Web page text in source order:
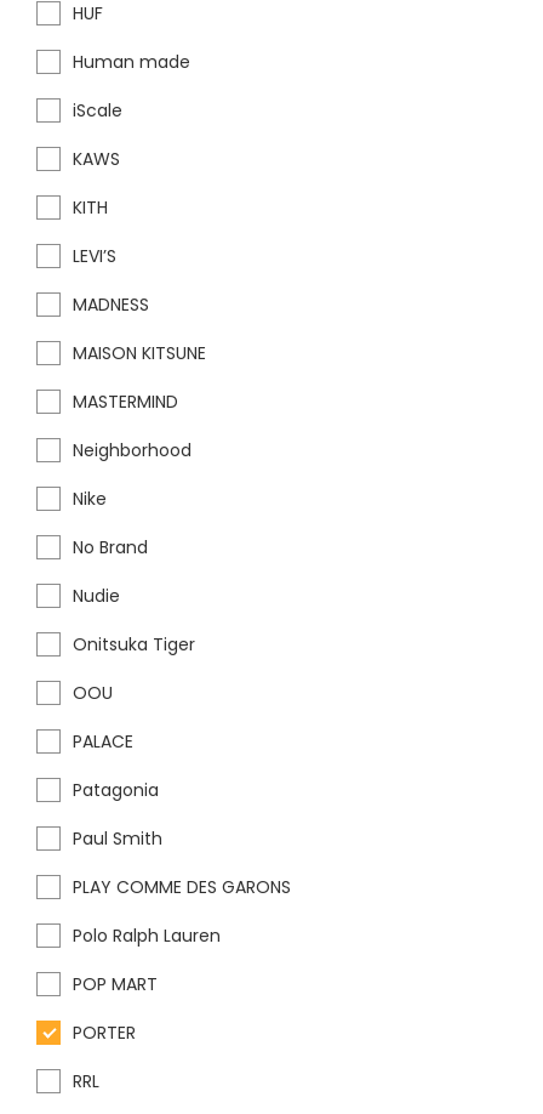
HUF
Human made
iScale
KAWS
KITH
LEVI’S
MADNESS
MAISON KITSUNE
MASTERMIND
Neighborhood
Nike
No Brand
Nudie
Onitsuka Tiger
OOU
PALACE
Patagonia
Paul Smith
PLAY COMME DES GARONS
Polo Ralph Lauren
POP MART
PORTER
RRL